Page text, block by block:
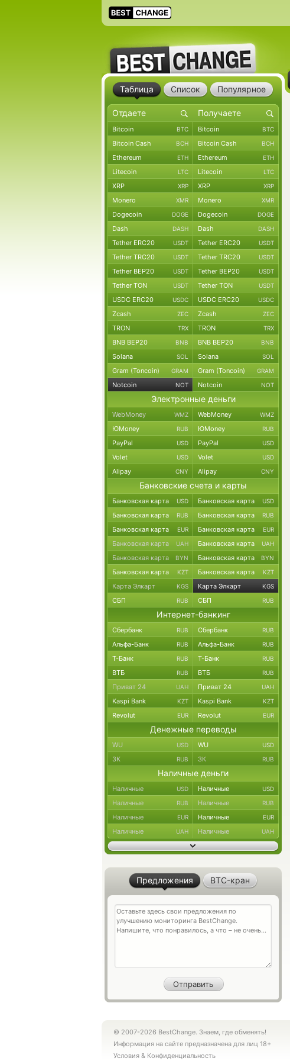
Таблица Список Популярное
Bitcoin BTC Bitcoin BTC
Bitcoin Cash BCH Bitcoin Cash BCH
Ethereum ETH Ethereum ETH
Litecoin LTC Litecoin LTC
XRP XRP XRP XRP
Monero XMR Monero XMR
Dogecoin DOGE Dogecoin DOGE
Dash DASH Dash DASH
Tether ERC20 USDT Tether ERC20 USDT
Tether TRC20 USDT Tether TRC20 USDT
Tether BEP20 USDT Tether BEP20 USDT
Tether TON USDT Tether TON USDT
USDC ERC20 USDC USDC ERC20 USDC
Zcash ZEC Zcash ZEC
TRON TRX TRON TRX
BNB BEP20 BNB BNB BEP20 BNB
Solana SOL Solana SOL
Gram (Toncoin) GRAM Gram (Toncoin) GRAM
Notcoin NOT Notcoin NOT
Электронные деньги
WebMoney WMZ WebMoney WMZ
ЮMoney RUB ЮMoney RUB
PayPal USD PayPal USD
Volet USD Volet USD
Alipay CNY Alipay CNY
Банковские счета и карты
Банковская карта USD Банковская карта USD
Банковская карта RUB Банковская карта RUB
Банковская карта EUR Банковская карта EUR
Банковская карта UAH Банковская карта UAH
Банковская карта BYN Банковская карта BYN
Банковская карта KZT Банковская карта KZT
Карта Элкарт KGS Карта Элкарт KGS
СБП RUB СБП RUB
Интернет-банкинг
Сбербанк RUB Сбербанк RUB
Альфа-Банк RUB Альфа-Банк RUB
Т-Банк RUB Т-Банк RUB
ВТБ RUB ВТБ RUB
Приват 24 UAH Приват 24 UAH
Kaspi Bank KZT Kaspi Bank KZT
Revolut EUR Revolut EUR
Денежные переводы
WU USD WU USD
ЗК RUB ЗК RUB
Наличные деньги
Наличные USD Наличные USD
Наличные RUB Наличные RUB
Наличные EUR Наличные EUR
Наличные UAH Наличные UAH
Предложения BTC-кран
© 2007-2026 BestChange. Знаем, где обменять!
Информация на сайте предназначена для лиц 18+
Условия & Конфиденциальность